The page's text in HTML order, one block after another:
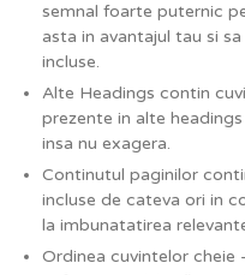
semnal foarte puternic
asta in avantajul tau si
incluse.
Alte Headings contin
prezente in alte
insa nu exagera.
Continutul paginilor
incluse de cateva ori in
la imbunatatirea
Ordinea cuvintelor cheie